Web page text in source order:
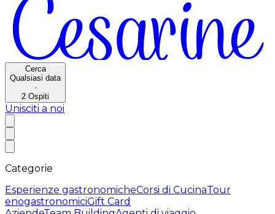
Cerca
Qualsiasi data
·
2 Ospiti
Unisciti a noi
Categorie
Esperienze gastronomicheCorsi di CucinaTour
enogastronomiciGift Card